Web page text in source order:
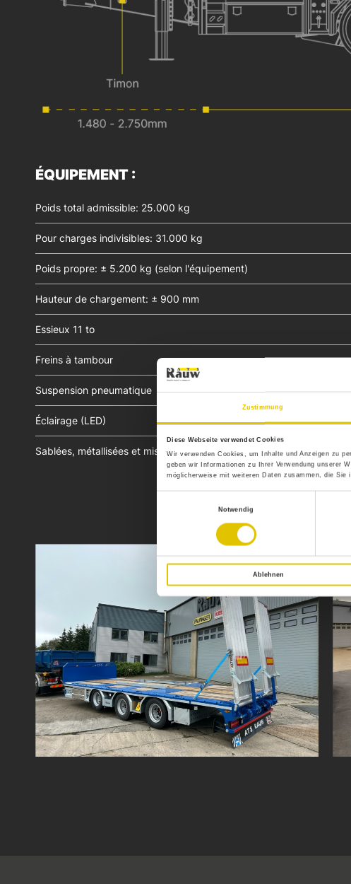
Zustimmung
Diese Webseite verwendet Cookies
Wir verwenden Cookies, um Inhalte und Anzeigen zu
geben wir Informationen zu Ihrer Verwendung unserer
möglicherweise mit weiteren Daten zusammen, die
Notwendig
Ablehnen
ÉQUIPEMENT :
Poids total admissible: 25.000 kg
Pour charges indivisibles: 31.000 kg
Poids propre: ± 5.200 kg (selon l'équipement)
Hauteur de chargement: ± 900 mm
Essieux 11 to
Freins à tambour
Suspension pneumatique
Éclairage (LED)
Sablées, métallisées et mise en peinture